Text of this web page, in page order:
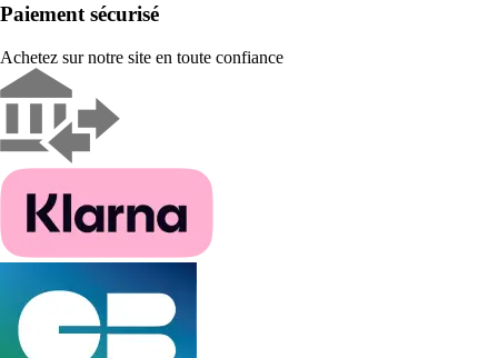
Paiement sécurisé
Achetez sur notre site en toute confiance